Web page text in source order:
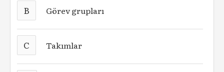
B Görev grupları
C Takımlar